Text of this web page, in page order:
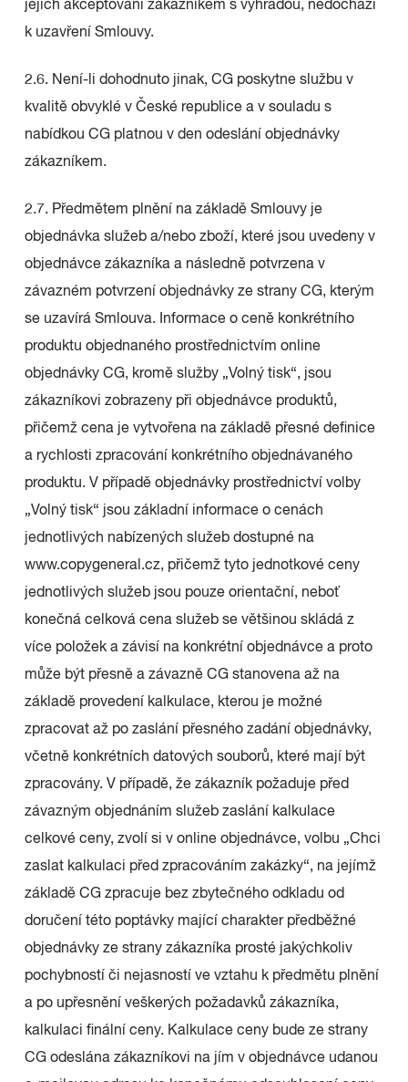
jejich akceptování zákazníkem s výhradou, nedochází
k uzavření Smlouvy.
2.6. Není-li dohodnuto jinak, CG poskytne službu v
kvalitě obvyklé v České republice a v souladu s
nabídkou CG platnou v den odeslání objednávky
zákazníkem.
2.7. Předmětem plnění na základě Smlouvy je
objednávka služeb a/nebo zboží, které jsou uvedeny v
objednávce zákazníka a následně potvrzena v
závazném potvrzení objednávky ze strany CG, kterým
se uzavírá Smlouva. Informace o ceně konkrétního
produktu objednaného prostřednictvím online
objednávky CG, kromě služby „Volný tisk“, jsou
zákazníkovi zobrazeny při objednávce produktů,
přičemž cena je vytvořena na základě přesné definice
a rychlosti zpracování konkrétního objednávaného
produktu. V případě objednávky prostřednictví volby
„Volný tisk“ jsou základní informace o cenách
jednotlivých nabízených služeb dostupné na
www.copygeneral.cz, přičemž tyto jednotkové ceny
jednotlivých služeb jsou pouze orientační, neboť
konečná celková cena služeb se většinou skládá z
více položek a závisí na konkrétní objednávce a proto
může být přesně a závazně CG stanovena až na
základě provedení kalkulace, kterou je možné
zpracovat až po zaslání přesného zadání objednávky,
včetně konkrétních datových souborů, které mají být
zpracovány. V případě, že zákazník požaduje před
závazným objednáním služeb zaslání kalkulace
celkové ceny, zvolí si v online objednávce, volbu „Chci
zaslat kalkulaci před zpracováním zakázky“, na jejímž
základě CG zpracuje bez zbytečného odkladu od
doručení této poptávky mající charakter předběžné
objednávky ze strany zákazníka prosté jakýchkoliv
pochybností či nejasností ve vztahu k předmětu plnění
a po upřesnění veškerých požadavků zákazníka,
kalkulaci finální ceny. Kalkulace ceny bude ze strany
CG odeslána zákazníkovi na jím v objednávce udanou